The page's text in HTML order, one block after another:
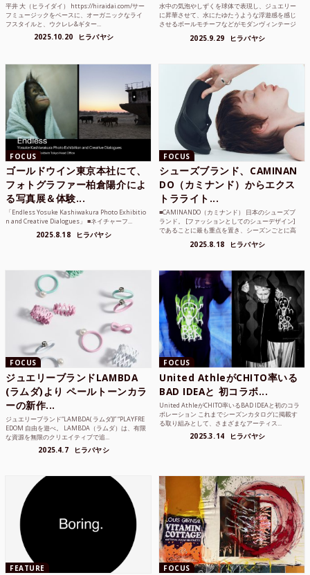
平井 大（ヒライダイ） https://hiraidai.com/サー
フミュージックをベースに、オーガニックなライ
フスタイルと、ウクレレ&ギター...
2025.10.20 ヒラバヤシ
水中の気泡やしずくを球体で表現し、ジュエリー
に昇華させて、水にたゆたうような浮遊感を感じ
させるボールモチーフなどがモダンヴィンテージ
2025.9.29 ヒラバヤシ
FOCUS
ゴールドウイン東京本社にて、
フォトグラファー柏倉陽介によ
る写真展＆体験...
「Endless Yosuke Kashiwakura Photo Exhibitio
n and Creative Dialogues」 ■ネイチャーフ...
2025.8.18 ヒラバヤシ
FOCUS
シューズブランド、CAMINAN
DO（カミナンド）からエクス
トラライト...
■CAMINANDO（カミナンド） 日本のシューズブ
ランド。 [ファッションとしてのシューデザイン]
であることに最も重点を置き、シーズンごとに高
2025.8.18 ヒラバヤシ
FOCUS
ジュエリーブランドLAMBDA
(ラムダ)より ペールトーンカラ
ーの新作...
ジュエリーブランド“LAMBDA( ラムダ))” “PLAYFRE
EDOM 自由を遊べ。 LAMBDA（ラムダ）は、有限
な資源を無限のクリエイティブで追...
2025.4.7 ヒラバヤシ
FOCUS
United AthleがCHITO率いる
BAD IDEAと 初コラボ...
United AthleがCHITO率いるBAD IDEAと初のコラ
ボレーション これまでシーズンカタログに掲載す
る取り組みとして、さまざまなアーティス...
2025.3.14 ヒラバヤシ
FEATURE FOCUS